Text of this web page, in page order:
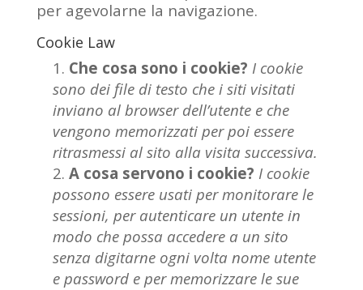
per agevolarne la navigazione.
Cookie Law
Che cosa sono i cookie? I cookie
sono dei file di testo che i siti visitati
inviano al browser dell’utente e che
vengono memorizzati per poi essere
ritrasmessi al sito alla visita successiva.
A cosa servono i cookie? I cookie
possono essere usati per monitorare le
sessioni, per autenticare un utente in
modo che possa accedere a un sito
senza digitarne ogni volta nome utente
e password e per memorizzare le sue